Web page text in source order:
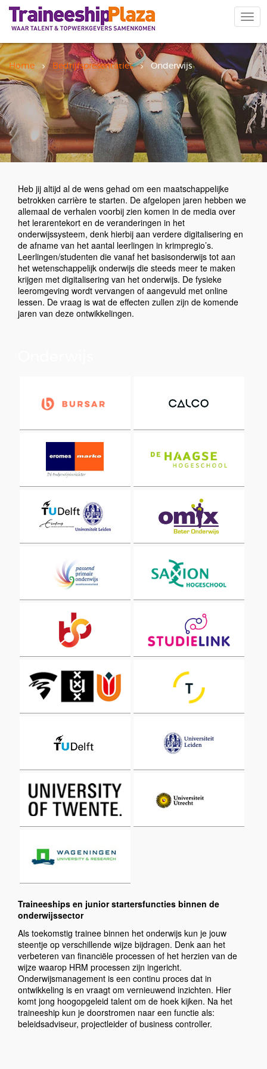
Overslaan
naar
inhoud
gaanHome Bedrijfspresentaties Onderwijs
Heb jij altijd al de wens gehad om een maatschappelijke
betrokken carrière te starten. De afgelopen jaren hebben we
allemaal de verhalen voorbij zien komen in de media over
het lerarentekort en de veranderingen in het
onderwijssysteem, denk hierbij aan verdere digitalisering en
de afname van het aantal leerlingen in krimpregio’s.
Leerlingen/studenten die vanaf het basisonderwijs tot aan
het wetenschappelijk onderwijs die steeds meer te maken
krijgen met digitalisering van het onderwijs. De fysieke
leeromgeving wordt vervangen of aangevuld met online
lessen. De vraag is wat de effecten zullen zijn de komende
jaren van deze ontwikkelingen.
Traineeships en junior startersfuncties binnen de
onderwijssector
Als toekomstig trainee binnen het onderwijs kun je jouw
steentje op verschillende wijze bijdragen. Denk aan het
verbeteren van financiële processen of het herzien van de
wijze waarop HRM processen zijn ingericht.
Onderwijsmanagement is een continu proces dat in
ontwikkeling is en vraagt om vernieuwend inzichten. Hier
komt jong hoogopgeleid talent om de hoek kijken. Na het
traineeship kun je doorstromen naar een functie als:
beleidsadviseur, projectleider of business controller.